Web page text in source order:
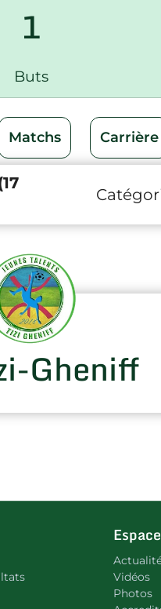
1
Buts
Matchs Carrière
Gheniff
Vidéos
Photos